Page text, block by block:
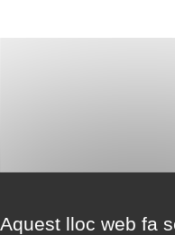
Aquest lloc web fa